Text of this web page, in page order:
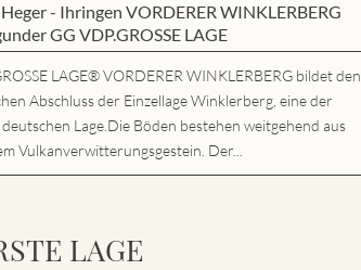
- Ihringen VORDERER WINKLERBERG
GG VDP.GROSSE LAGE
LAGE® VORDERER WINKLERBERG bildet den
Abschluss der Einzellage Winklerberg, eine der
Lage.Die Böden bestehen weitgehend aus
Vulkanverwitterungsgestein. Der...
LAGE